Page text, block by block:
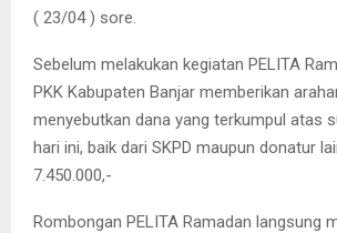
( 23/04 ) sore.
Sebelum melakukan kegiatan PELITA
PKK Kabupaten Banjar memberikan
menyebutkan dana yang terkumpul atas
hari ini, baik dari SKPD maupun donatur
7.450.000,-
Rombongan PELITA Ramadan langsung